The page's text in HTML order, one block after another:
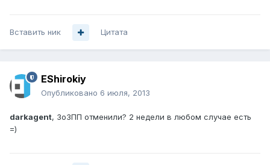
Вставить ник Цитата
EShirokiy
Опубликовано 6 июля, 2013
darkagent, ЗоЗПП отменили? 2 недели в любом случае есть
=)